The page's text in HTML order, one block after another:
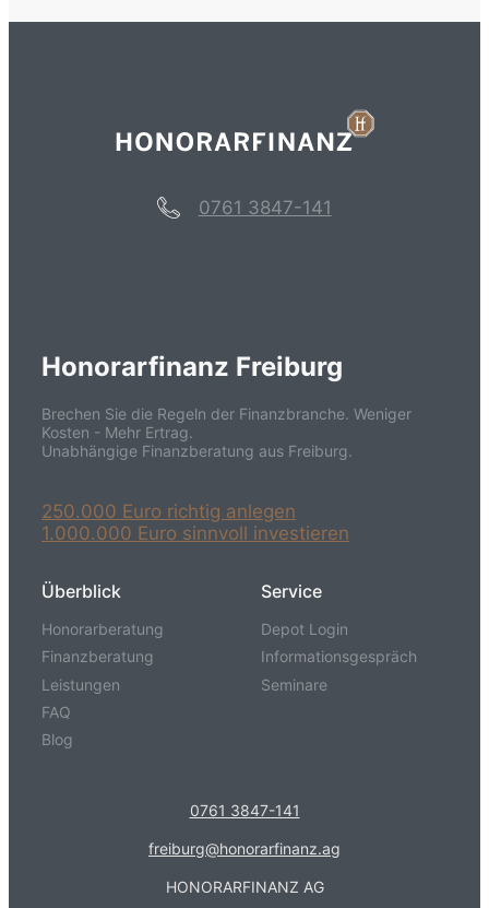
0761 3847-141
Honorarfinanz Freiburg
Brechen Sie die Regeln der Finanzbranche. Weniger
Kosten - Mehr Ertrag.
Unabhängige Finanzberatung aus Freiburg.
250.000 Euro richtig anlegen
1.000.000 Euro sinnvoll investieren
Überblick
Honorarberatung
Finanzberatung
Leistungen
FAQ
Blog
Service
Depot Login
Informationsgespräch
Seminare
0761 3847-141
freiburg@honorarfinanz.ag
HONORARFINANZ AG